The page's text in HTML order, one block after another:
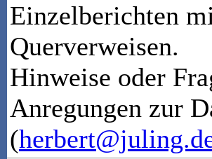
Einzelberichten
Querverweisen.
Hinweise oder
Anregungen zur
(